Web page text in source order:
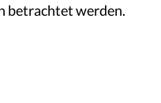
betrachtet werden.